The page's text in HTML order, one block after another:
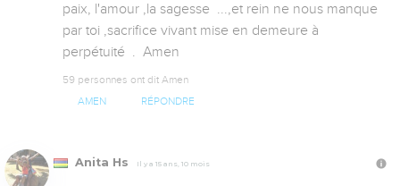
paix, l'amour ,la sagesse  ...,et rein ne nous manque
par toi ,sacrifice vivant mise en demeure à
perpétuité  .  Amen
59 personnes ont dit Amen
AMEN RÉPONDRE
Anita Hs Il y a 15 ans, 10 mois